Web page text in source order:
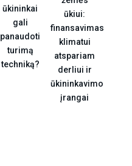
ūkininkai
gali
panaudoti
turimą
techniką?
ūkiui:
finansavimas
klimatui
atspariam
derliui ir
ūkininkavimo
įrangai